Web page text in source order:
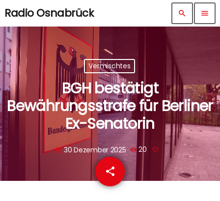
Radio Osnabrück search menu
Vermischtes
BGH bestätigt
Bewährungsstrafe für Berliner
Ex-Senatorin
today 30 Dezember 2025 20
share
email